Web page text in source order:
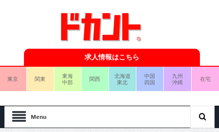
求人情報はこちら
東京 関東
東海
中部
関西
北海道
東北
中国
四国
九州
沖縄
在宅
Menu